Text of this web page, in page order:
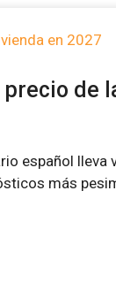
de
español lleva
más